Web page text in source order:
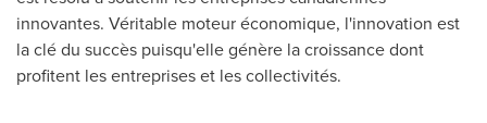
innovantes. Véritable moteur économique, l'innovation est
la clé du succès puisqu'elle génère la croissance dont
profitent les entreprises et les collectivités.